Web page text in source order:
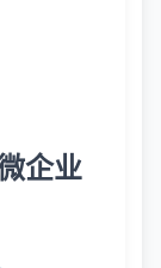
企业